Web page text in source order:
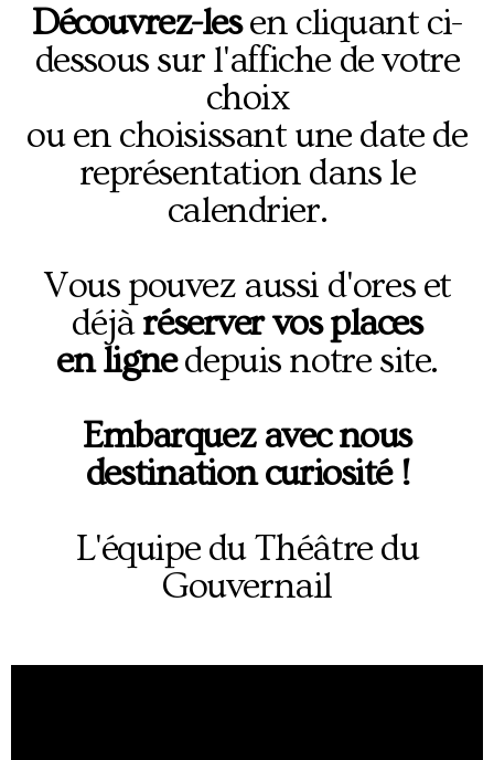
Découvrez-lesen cliquant ci-
dessous sur l'affiche de votre
choix
ou en choisissant une date de
représentation dans le
calendrier.
Vous pouvez aussi d'ores et
déjàréserver vos places
en lignedepuis notre site.
Embarquez avec nous
destination curiosité !
L'équipe du Théâtre du
Gouvernail